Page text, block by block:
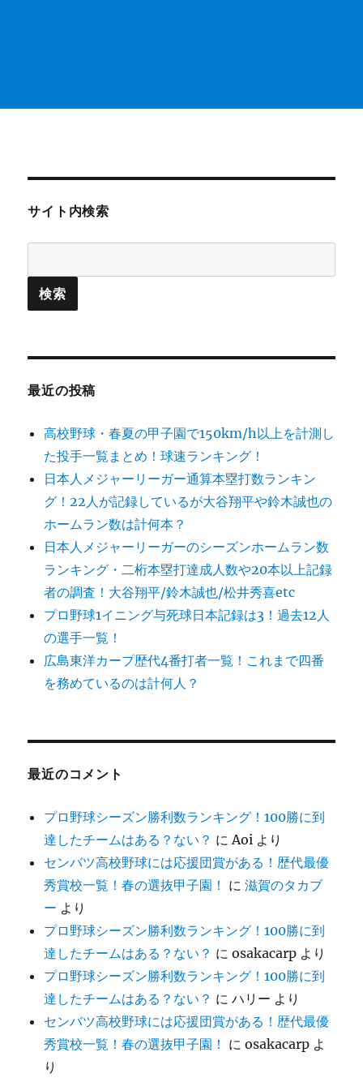
サイト内検索
最近の投稿
高校野球・春夏の甲子園で150km/h以上を計測し
た投手一覧まとめ！球速ランキング！
日本人メジャーリーガー通算本塁打数ランキン
グ！22人が記録しているが大谷翔平や鈴木誠也の
ホームラン数は計何本？
日本人メジャーリーガーのシーズンホームラン数
ランキング・二桁本塁打達成人数や20本以上記録
者の調査！大谷翔平/鈴木誠也/松井秀喜etc
プロ野球1イニング与死球日本記録は3！過去12人
の選手一覧！
広島東洋カープ歴代4番打者一覧！これまで四番
を務めているのは計何人？
最近のコメント
プロ野球シーズン勝利数ランキング！100勝に到
達したチームはある？ない？ にAoi より
センバツ高校野球には応援団賞がある！歴代最優
秀賞校一覧！春の選抜甲子園！ に滋賀のタカブ
ー より
プロ野球シーズン勝利数ランキング！100勝に到
達したチームはある？ない？ にosakacarp より
プロ野球シーズン勝利数ランキング！100勝に到
達したチームはある？ない？ にハリー より
センバツ高校野球には応援団賞がある！歴代最優
秀賞校一覧！春の選抜甲子園！ にosakacarp よ
り